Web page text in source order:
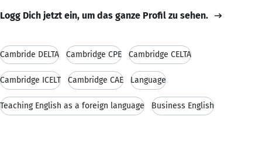
Logg Dich jetzt ein, um das ganze Profil zu sehen.
Cambride DELTA Cambridge CPE Cambridge CELTA
Cambridge ICELT Cambridge CAE Language
Teaching English as a foreign language Business English